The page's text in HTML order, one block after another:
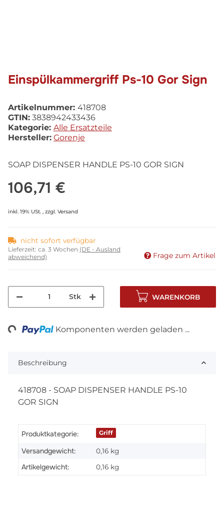
Einspülkammergriff Ps-10 Gor Sign
Artikelnummer: 418708
GTIN: 3838942433436
Kategorie: Alle Ersatzteile
Hersteller: Gorenje
SOAP DISPENSER HANDLE PS-10 GOR SIGN
106,71 €
inkl. 19% USt. , zzgl. Versand
nicht sofort verfügbar
Lieferzeit: ca. 3 Wochen (DE - Ausland
abweichend)
Frage zum Artikel
Stk WARENKORB
Komponenten werden geladen ...
Beschreibung
418708 - SOAP DISPENSER HANDLE PS-10
GOR SIGN
Produktkategorie: Griff
Versandgewicht: 0,16 kg
Artikelgewicht: 0,16 kg